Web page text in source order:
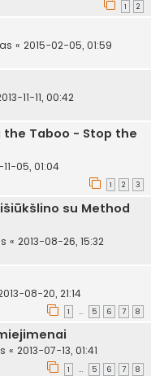
1 2
« 2015-02-05, 01:59
11-11, 00:42
the Taboo - Stop the
11-05, 01:04
1 2 3
su Method
« 2013-08-26, 15:32
08-20, 21:14
1 … 5 6 7 8
« 2013-07-13, 01:41
1 … 5 6 7 8